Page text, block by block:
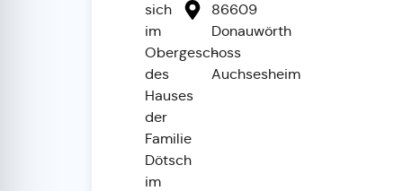
sich
im
Obergeschoss
des
Hauses
der
Familie
Dötsch
im
86609
Donauwörth
-
Auchsesheim